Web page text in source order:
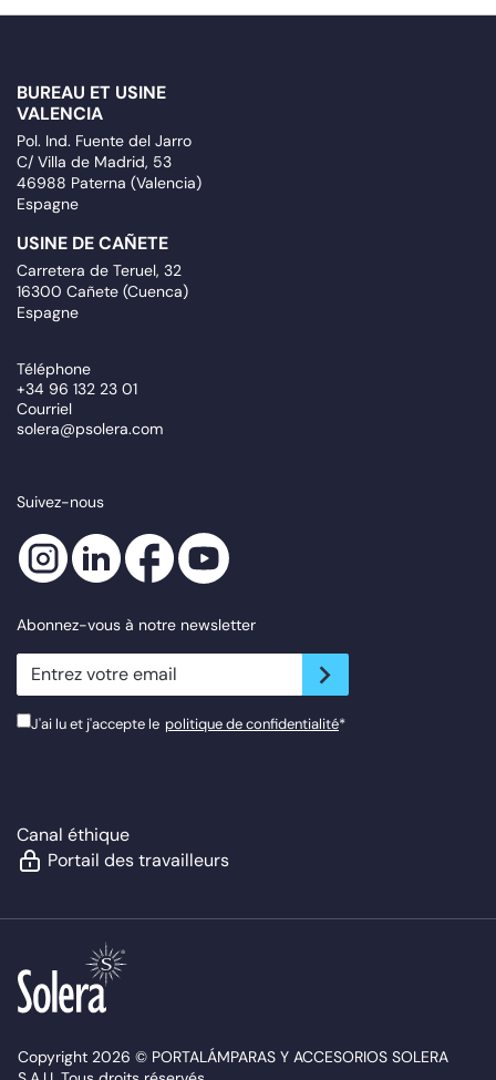
BUREAU ET USINE
VALENCIA
Pol. Ind. Fuente del Jarro
C/ Villa de Madrid, 53
46988 Paterna (Valencia)
Espagne
USINE DE CAÑETE
Carretera de Teruel, 32
16300 Cañete (Cuenca)
Espagne
Téléphone
+34 96 132 23 01
Courriel
solera@psolera.com
Suivez-nous
Abonnez-vous à notre newsletter
newsletter.suscribe
J'ai lu et j'accepte le politique de confidentialité*
Canal éthique
Portail des travailleurs
Copyright 2026 © PORTALÁMPARAS Y ACCESORIOS SOLERA